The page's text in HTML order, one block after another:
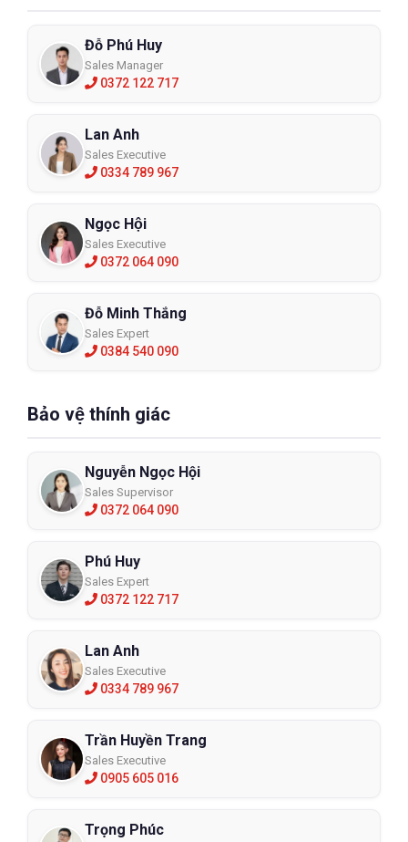
Đỗ Phú Huy
Sales Manager
0372 122 717
Lan Anh
Sales Executive
0334 789 967
Ngọc Hội
Sales Executive
0372 064 090
Đỗ Minh Thắng
Sales Expert
0384 540 090
Bảo vệ thính giác
Nguyễn Ngọc Hội
Sales Supervisor
0372 064 090
Phú Huy
Sales Expert
0372 122 717
Lan Anh
Sales Executive
0334 789 967
Trần Huyền Trang
Sales Executive
0905 605 016
Trọng Phúc